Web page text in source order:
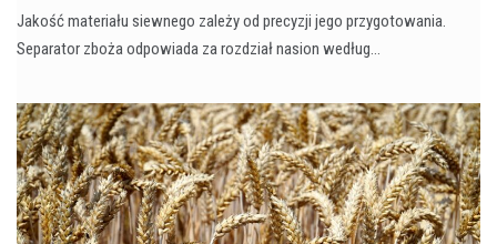
Jakość materiału siewnego zależy od precyzji jego przygotowania.
Separator zboża odpowiada za rozdział nasion według…